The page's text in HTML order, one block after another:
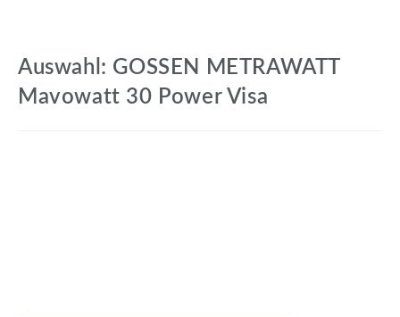
Auswahl: GOSSEN METRAWATT
Mavowatt 30 Power Visa